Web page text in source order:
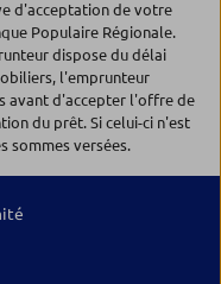
d'acceptation de votre
Populaire Régionale.
dispose du délai
l'emprunteur
avant d'accepter l'offre de
du prêt. Si celui-ci n'est
sommes versées.